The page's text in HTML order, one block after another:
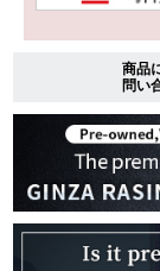
商品
問い